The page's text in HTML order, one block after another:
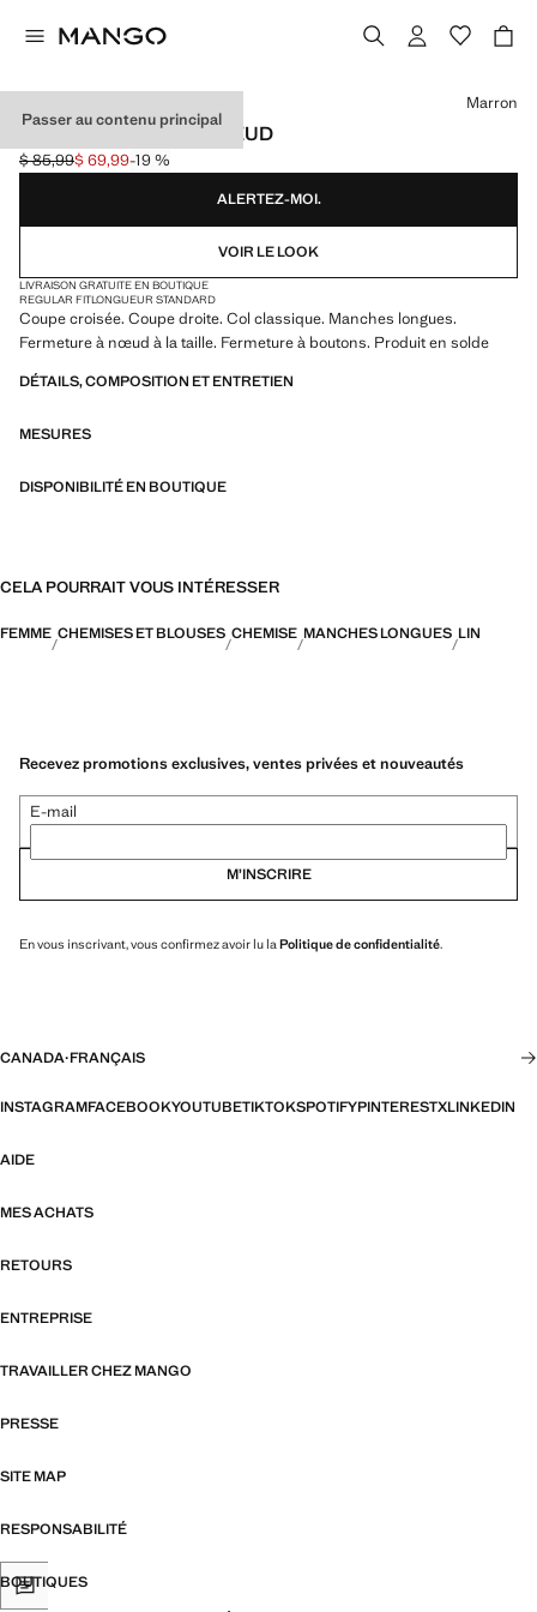
Passer au contenu principal
CHEMISE CROISÉE NŒUD
Prix initial barré [$ 85,99 ]
$ 85,99
Prix actuel [$ 69,99 ]
$ 69,99-19 %
Choisissez une couleur
Marron
ALERTEZ-MOI.
VOIR LE LOOK
LIVRAISON GRATUITE EN BOUTIQUE
REGULAR FITLONGUEUR STANDARD
Coupe croisée. Coupe droite. Col classique. Manches longues.
Fermeture à nœud à la taille. Fermeture à boutons. Produit en solde
DÉTAILS, COMPOSITION ET ENTRETIEN
MESURES
DISPONIBILITÉ EN BOUTIQUE
CELA POURRAIT VOUS INTÉRESSER
FEMME CHEMISES ET BLOUSES CHEMISE MANCHES LONGUES LIN
Recevez promotions exclusives, ventes privées et nouveautés
E-mail
M’INSCRIRE
En vous inscrivant, vous confirmez avoir lu la Politique de confidentialité.
CANADA·FRANÇAIS
INSTAGRAMFACEBOOKYOUTUBETIKTOKSPOTIFYPINTERESTXLINKEDIN
AIDE
MES ACHATS
RETOURS
ENTREPRISE
TRAVAILLER CHEZ MANGO
PRESSE
SITE MAP
RESPONSABILITÉ
BOUTIQUES